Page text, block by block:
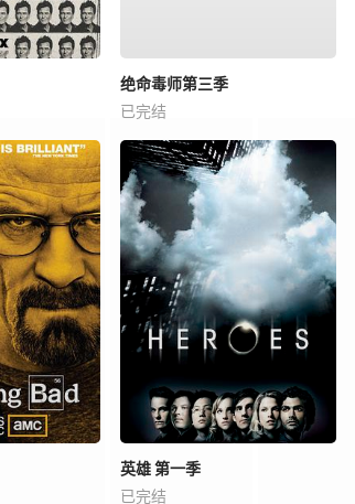
绝命毒师第三季
已完结
英雄 第一季
已完结